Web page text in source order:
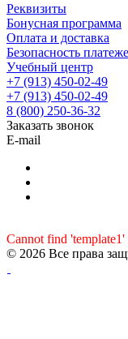
Реквизиты
Бонусная программа
Оплата и доставка
Безопасность
Учебный центр
+7 (913) 450-02-49
+7 (913) 450-02-49
8 (800) 250-36-32
Заказать звонок
E-mail
Cannot find
© 2026 Все права